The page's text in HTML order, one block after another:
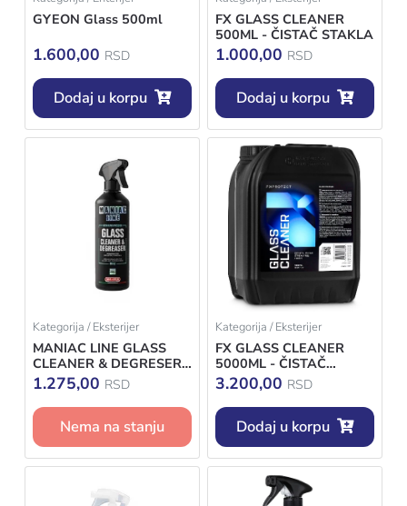
GYEON Glass 500ml
1.600,00 RSD
Dodaj u korpu
FX GLASS CLEANER
500ML - ČISTAČ STAKLA
1.000,00 RSD
Dodaj u korpu
Kategorija / Eksterijer
MANIAC LINE GLASS
CLEANER & DEGRESER
500ML
1.275,00 RSD
Nema na stanju
Kategorija / Eksterijer
FX GLASS CLEANER
5000ML - ČISTAČ
STAKLA
3.200,00 RSD
Dodaj u korpu